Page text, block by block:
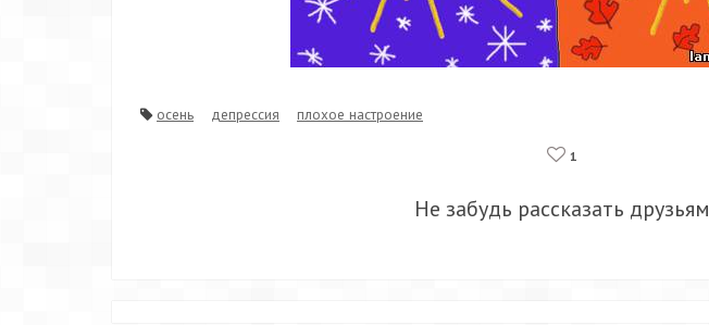
осень депрессия плохое настроение
1
Не забудь рассказать друзьям